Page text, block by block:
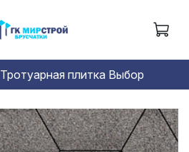
Тротуарная плитка Выбор